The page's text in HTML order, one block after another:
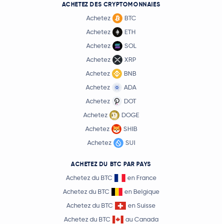
ACHETEZ DES CRYPTOMONNAIES
Achetez
BTC
Achetez
ETH
Achetez
SOL
Achetez
XRP
Achetez
BNB
Achetez
ADA
Achetez
DOT
Achetez
DOGE
Achetez
SHIB
Achetez
SUI
ACHETEZ DU BTC PAR PAYS
Achetez du BTC
en France
Achetez du BTC
en Belgique
Achetez du BTC
en Suisse
Achetez du BTC
au Canada